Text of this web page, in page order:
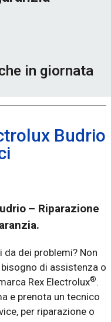
in giornata
Budrio
– Riparazione
da dei problemi? Non
di assistenza o
Rex Electrolux®.
e prenota un tecnico
per riparazione o